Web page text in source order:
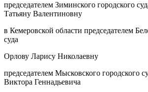
председателем Зиминского городского
Татьяну Валентиновну
в Кемеровской области председателем
суда
Орлову Ларису Николаевну
председателем Мысковского городского
Виктора Геннадьевича